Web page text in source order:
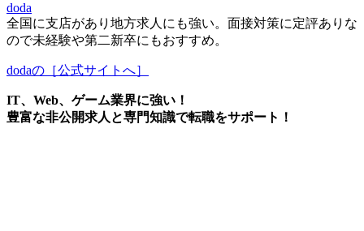
doda
全国に支店があり地方求人にも強い。面接対策に定評ありな
ので未経験や第二新卒にもおすすめ。
dodaの［公式サイトへ］
IT、Web、ゲーム業界に強い！
豊富な非公開求人と専門知識で転職をサポート！